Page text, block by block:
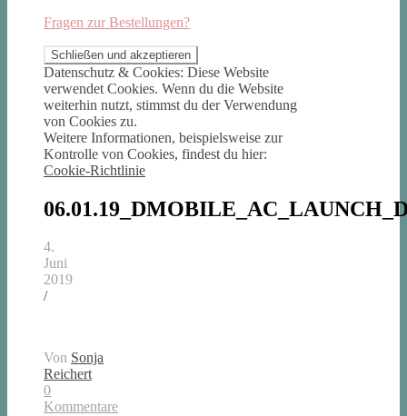
Fragen zur Bestellungen?
Datenschutz & Cookies: Diese Website
verwendet Cookies. Wenn du die Website
weiterhin nutzt, stimmst du der Verwendung
von Cookies zu.
Weitere Informationen, beispielsweise zur
Kontrolle von Cookies, findest du hier:
Cookie-Richtlinie
4.
Juni
2019
/
Von Sonja
Reichert
0
Kommentare